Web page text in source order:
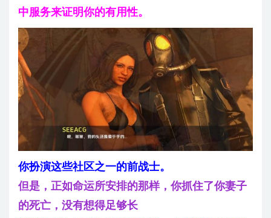
中服务来证明你的有用性。
你扮演这些社区之一的前战士。
但是，正如命运所安排的那样，你抓住了你妻子
的死亡，没有想得足够长